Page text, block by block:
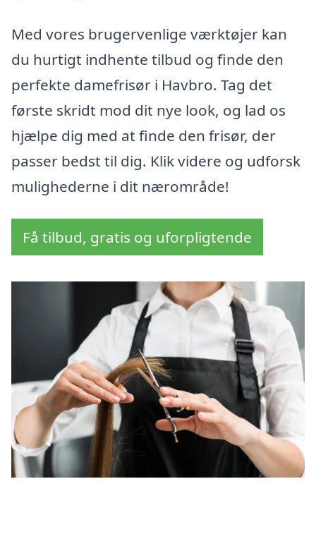
Med vores brugervenlige værktøjer kan
du hurtigt indhente tilbud og finde den
perfekte damefrisør i Havbro. Tag det
første skridt mod dit nye look, og lad os
hjælpe dig med at finde den frisør, der
passer bedst til dig. Klik videre og udforsk
mulighederne i dit nærområde!
Få tilbud, gratis og uforpligtende